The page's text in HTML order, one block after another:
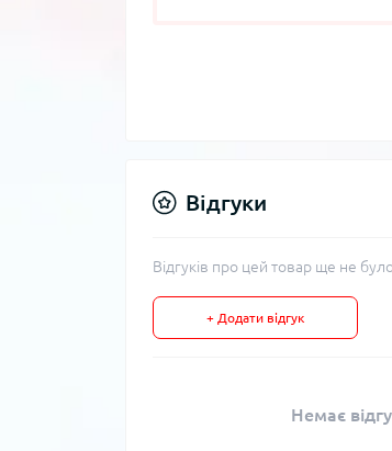
Відгуки
Відгуків про цей товар ще не
+ Додати відгук
Немає